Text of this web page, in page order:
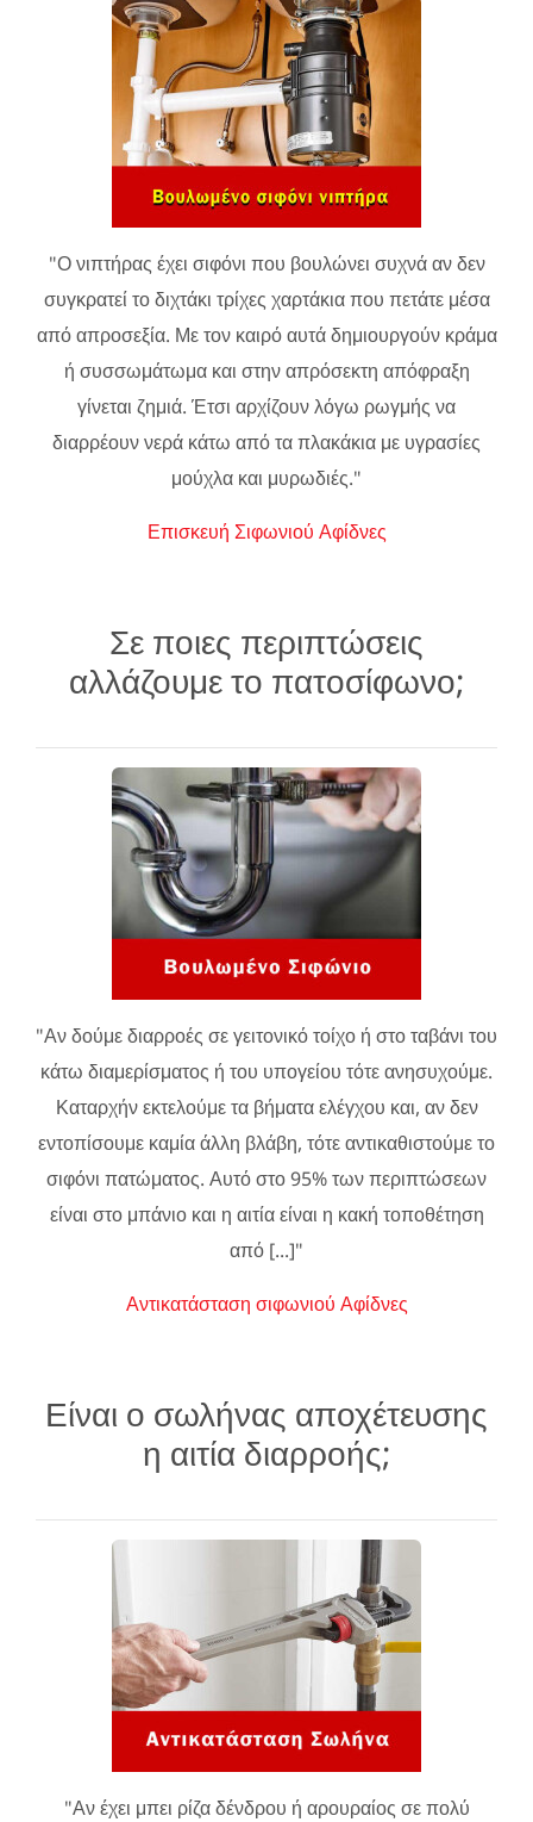
"Ο νιπτήρας έχει σιφόνι που βουλώνει συχνά αν δεν
συγκρατεί το διχτάκι τρίχες χαρτάκια που πετάτε μέσα
από απροσεξία. Με τον καιρό αυτά δημιουργούν κράμα
ή συσσωμάτωμα και στην απρόσεκτη απόφραξη
γίνεται ζημιά. Έτσι αρχίζουν λόγω ρωγμής να
διαρρέουν νερά κάτω από τα πλακάκια με υγρασίες
μούχλα και μυρωδιές."
Επισκευή Σιφωνιού Αφίδνες
Σε ποιες περιπτώσεις
αλλάζουμε το πατοσίφωνο;
"Αν δούμε διαρροές σε γειτονικό τοίχο ή στο ταβάνι του
κάτω διαμερίσματος ή του υπογείου τότε ανησυχούμε.
Καταρχήν εκτελούμε τα βήματα ελέγχου και, αν δεν
εντοπίσουμε καμία άλλη βλάβη, τότε αντικαθιστούμε το
σιφόνι πατώματος. Αυτό στο 95% των περιπτώσεων
είναι στο μπάνιο και η αιτία είναι η κακή τοποθέτηση
από [...]"
Αντικατάσταση σιφωνιού Αφίδνες
Είναι ο σωλήνας αποχέτευσης
η αιτία διαρροής;
"Αν έχει μπει ρίζα δένδρου ή αρουραίος σε πολύ